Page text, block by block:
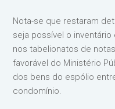
Nota-se que restaram
seja possível o
nos tabelionatos de
favorável do Ministério
dos bens do espólio
condomínio.